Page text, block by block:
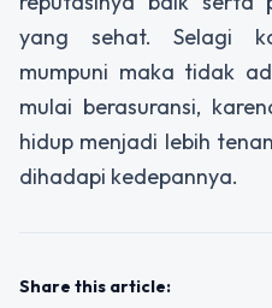
yang sehat. Selagi
mumpuni maka tidak
mulai berasuransi,
hidup menjadi lebih
dihadapi kedepannya.
Share this article: